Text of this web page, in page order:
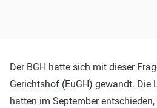
Der BGH hatte sich mit dieser
Gerichtshof (EuGH) gewandt. Die
hatten im September